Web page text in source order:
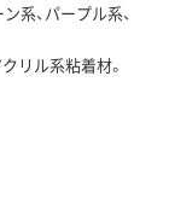
系、パープル系、
リル系粘着材。